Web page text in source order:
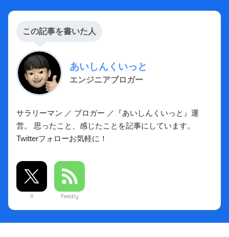
この記事を書いた人
あいしんくいっと
エンジニアブロガー
サラリーマン ／ ブロガー ／『あいしんくいっと』運
営。 思ったこと、感じたことを記事にしています。
Twitterフォローお気軽に！
X Feedly